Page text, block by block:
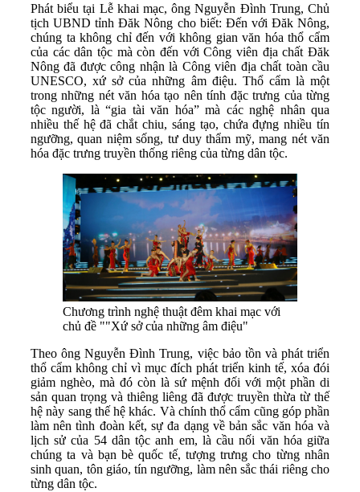
Phát biểu tại Lễ khai mạc, ông Nguyễn Đình Trung, Chủ
tịch UBND tỉnh Đăk Nông cho biết: Đến với Đăk Nông,
chúng ta không chỉ đến với không gian văn hóa thổ cẩm
của các dân tộc mà còn đến với Công viên địa chất Đăk
Nông đã được công nhận là Công viên địa chất toàn cầu
UNESCO, xứ sở của những âm điệu. Thổ cẩm là một
trong những nét văn hóa tạo nên tính đặc trưng của từng
tộc người, là “gia tài văn hóa” mà các nghệ nhân qua
nhiều thế hệ đã chắt chiu, sáng tạo, chứa đựng nhiều tín
ngưỡng, quan niệm sống, tư duy thẩm mỹ, mang nét văn
hóa đặc trưng truyền thống riêng của từng dân tộc.
Chương trình nghệ thuật đêm khai mạc với
chủ đề ""Xứ sở của những âm điệu"
Theo ông Nguyễn Đình Trung, việc bảo tồn và phát triển
thổ cẩm không chỉ vì mục đích phát triển kinh tế, xóa đói
giảm nghèo, mà đó còn là sứ mệnh đối với một phần di
sản quan trọng và thiêng liêng đã được truyền thừa từ thế
hệ này sang thế hệ khác. Và chính thổ cẩm cũng góp phần
làm nên tình đoàn kết, sự đa dạng về bản sắc văn hóa và
lịch sử của 54 dân tộc anh em, là cầu nối văn hóa giữa
chúng ta và bạn bè quốc tế, tượng trưng cho từng nhân
sinh quan, tôn giáo, tín ngưỡng, làm nên sắc thái riêng cho
từng dân tộc.